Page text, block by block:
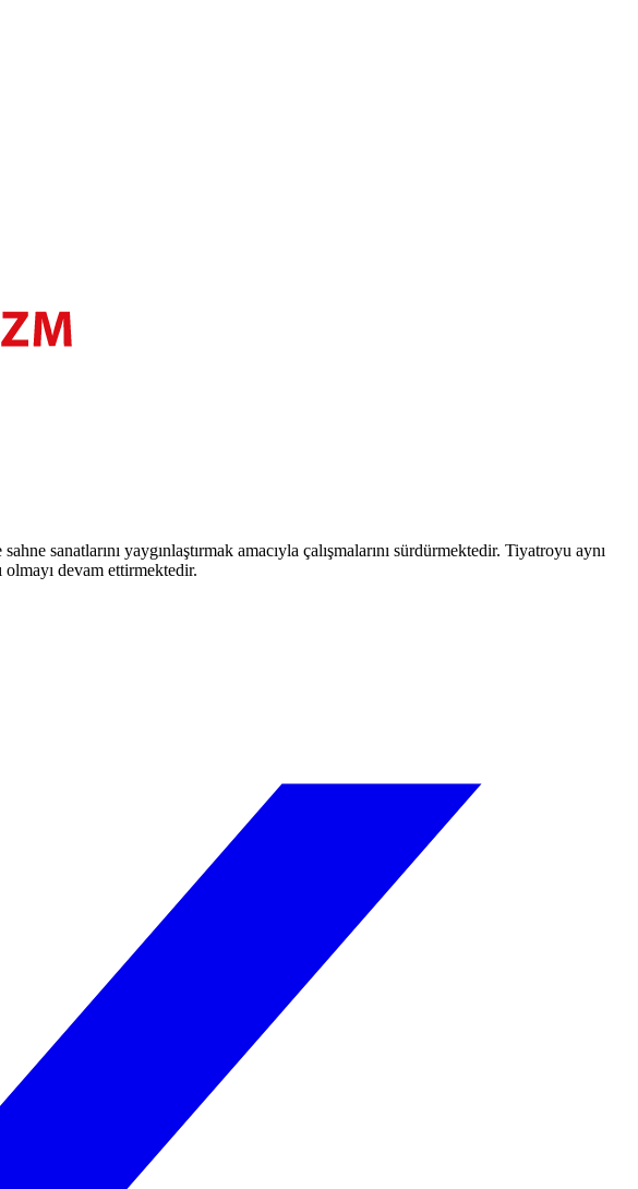
sanatlarını yaygınlaştırmak amacıyla çalışmalarını sürdürmektedir. Tiyatroyu aynı
devam ettirmektedir.